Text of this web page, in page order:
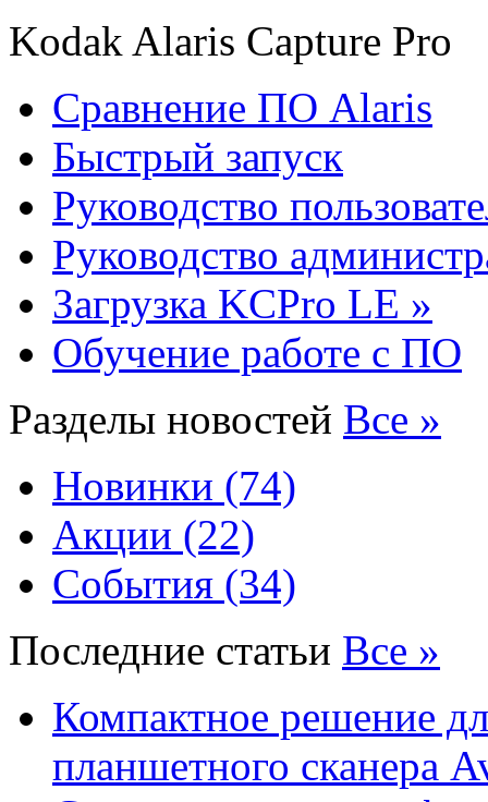
Kodak Alaris Capture Pro
Сравнение ПО Alaris
Быстрый запуск
Руководство
Руководство
Загрузка KCPro LE »
Обучение работе с ПО
Разделы новостей Все »
Новинки (74)
Акции (22)
События (34)
Последние статьи Все »
Компактное решение
планшетного сканера